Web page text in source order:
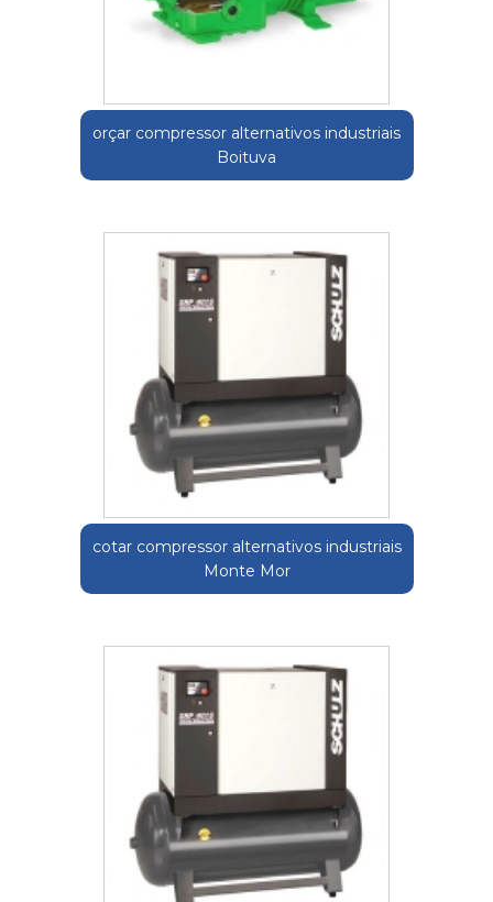
orçar compressor alternativos industriais
Boituva
cotar compressor alternativos industriais
Monte Mor